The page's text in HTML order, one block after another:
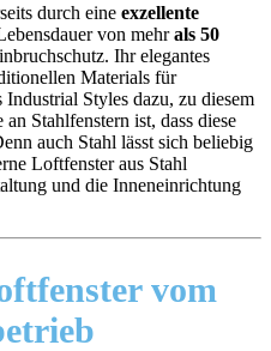
durch eine exzellente
von mehrals 50
Ihr elegantes
Materials für
Styles dazu, zu diesem
Stahlfenstern ist, dass diese
auch Stahl lässt sich beliebig
Loftfenster aus Stahl
und die Inneneinrichtung
vom